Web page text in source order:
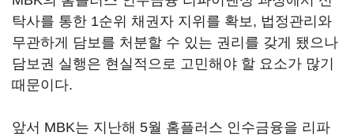
탁사를 통한 1순위 채권자 지위를 확보, 법정관리와
무관하게 담보를 처분할 수 있는 권리를 갖게 됐으나
담보권 실행은 현실적으로 고민해야 할 요소가 많기
때문이다.
앞서 MBK는 지난해 5월 홈플러스 인수금융을 리파